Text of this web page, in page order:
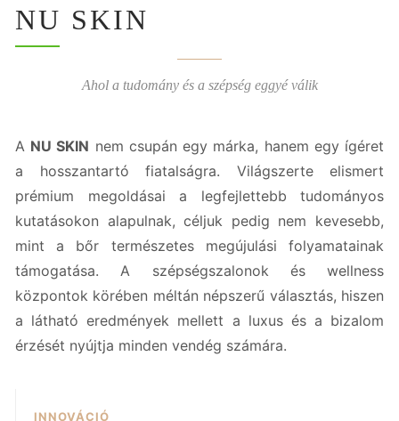
NU SKIN
Ahol a tudomány és a szépség eggyé válik
A NU SKIN nem csupán egy márka, hanem egy ígéret
a hosszantartó fiatalságra. Világszerte elismert
prémium megoldásai a legfejlettebb tudományos
kutatásokon alapulnak, céljuk pedig nem kevesebb,
mint a bőr természetes megújulási folyamatainak
támogatása. A szépségszalonok és wellness
központok körében méltán népszerű választás, hiszen
a látható eredmények mellett a luxus és a bizalom
érzését nyújtja minden vendég számára.
INNOVÁCIÓ